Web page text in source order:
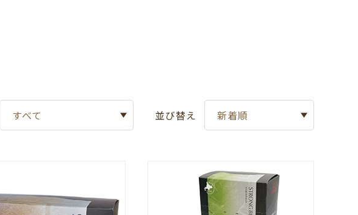
すべて 並び替え 新着順